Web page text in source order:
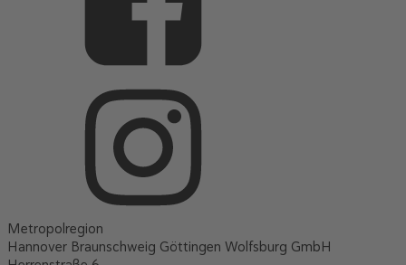
Metropolregion
Hannover Braunschweig Göttingen Wolfsburg GmbH